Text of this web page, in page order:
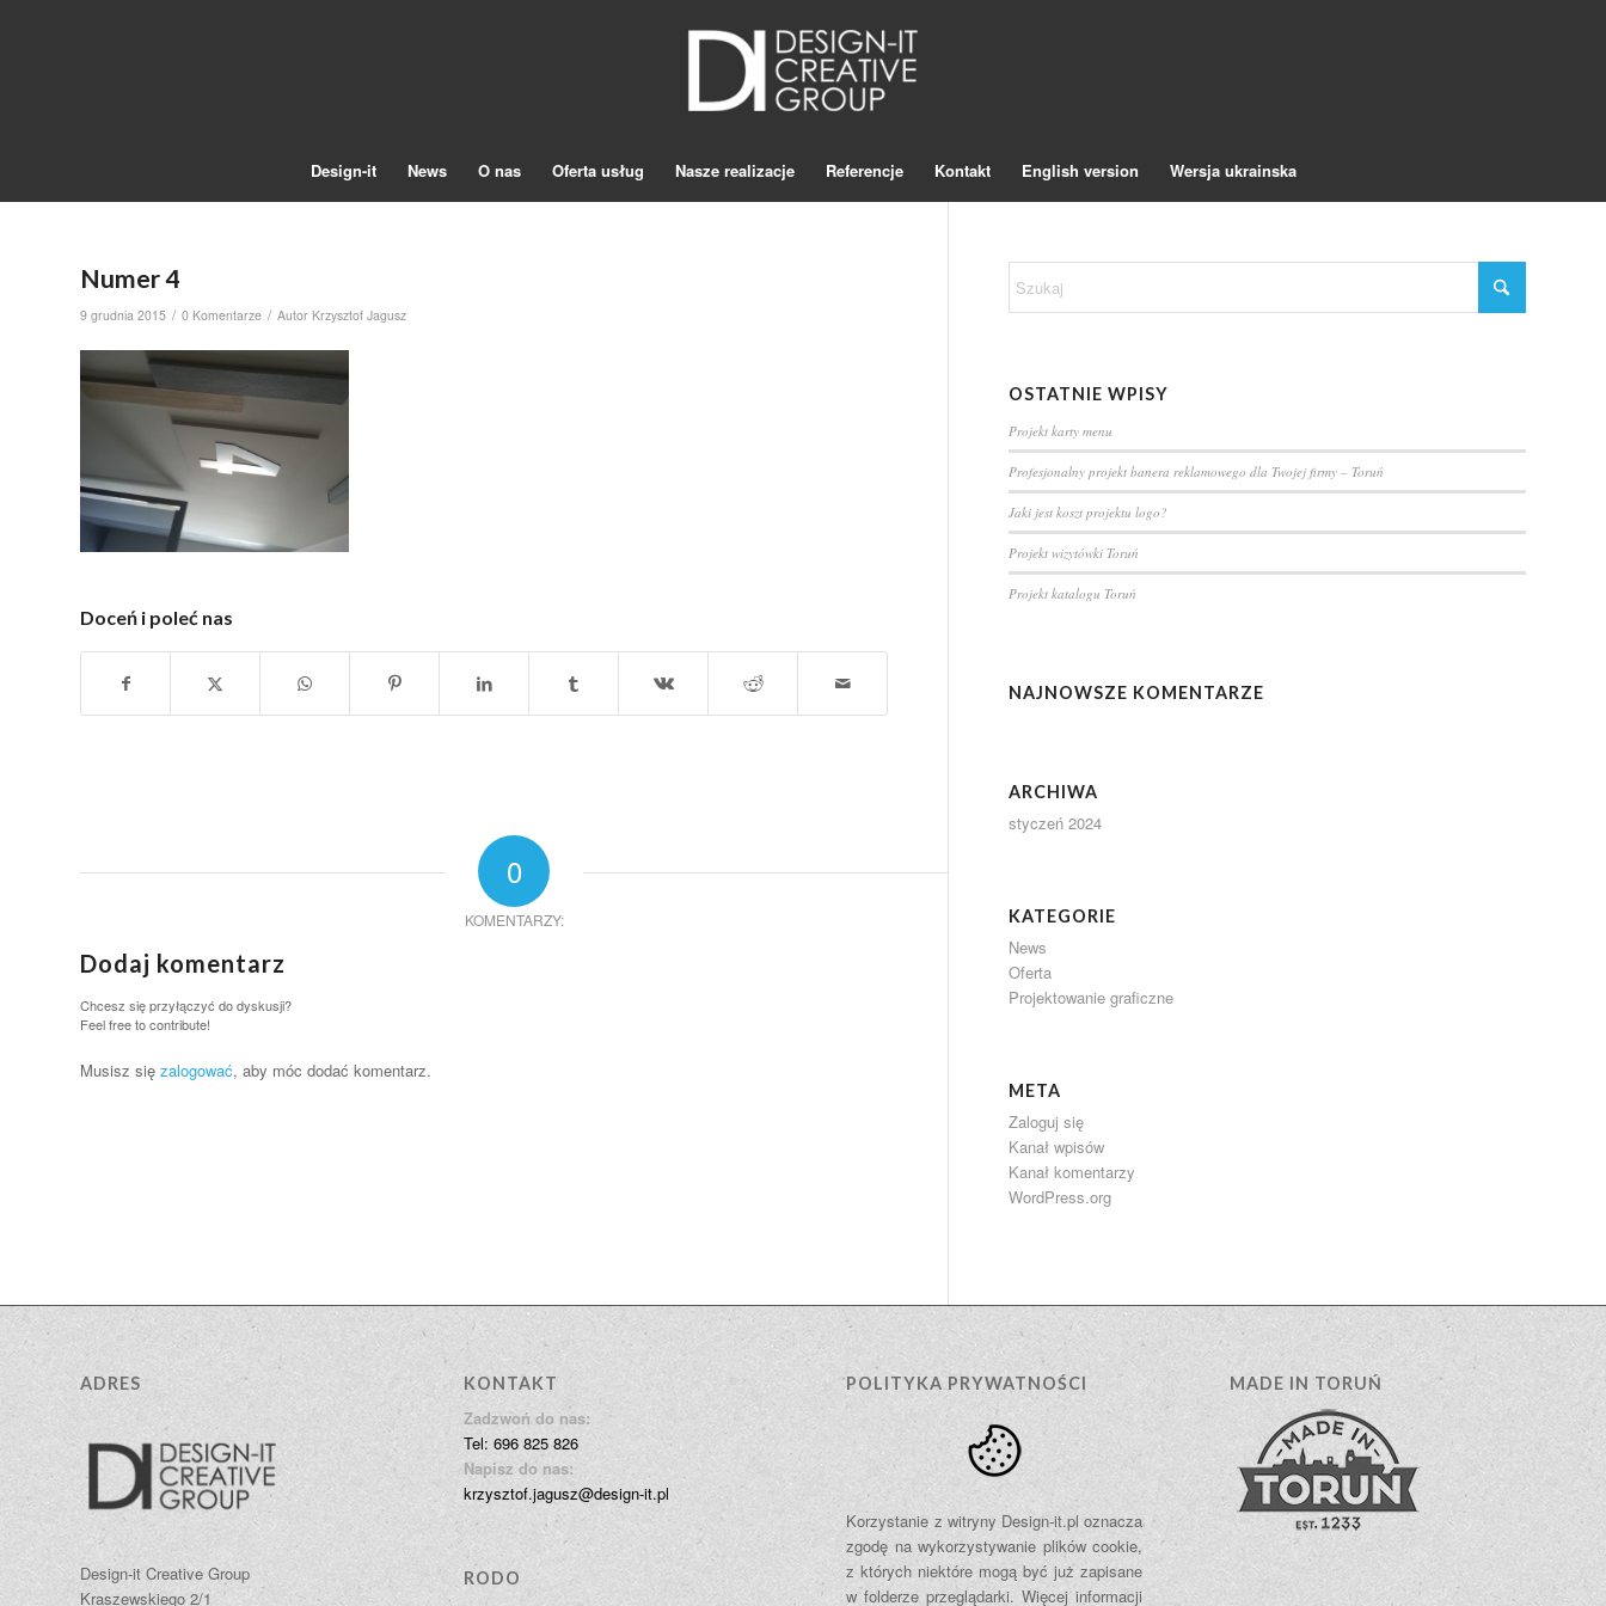
Design-it News O nas Oferta usług Nasze realizacje Referencje Kontakt English version Wersja ukrainska
Numer 4
9 grudnia 2015 / 0 Komentarze / Autor Krzysztof Jagusz
Doceń i poleć nas
0
KOMENTARZY:
Dodaj komentarz
Chcesz się przyłączyć do dyskusji?
Feel free to contribute!
Musisz się zalogować, aby móc dodać komentarz.
OSTATNIE WPISY
Projekt karty menu
Profesjonalny projekt banera reklamowego dla Twojej firmy – Toruń
Jaki jest koszt projektu logo?
Projekt wizytówki Toruń
Projekt katalogu Toruń
NAJNOWSZE KOMENTARZE
ARCHIWA
styczeń 2024
KATEGORIE
News
Oferta
Projektowanie graficzne
META
Zaloguj się
Kanał wpisów
Kanał komentarzy
WordPress.org
ADRES
Design-it Creative Group
Kraszewskiego 2/1
KONTAKT
Zadzwoń do nas:
Tel: 696 825 826
Napisz do nas:
krzysztof.jagusz@design-it.pl
RODO
POLITYKA PRYWATNOŚCI
Korzystanie z witryny Design-it.pl oznacza
zgodę na wykorzystywanie plików cookie,
z których niektóre mogą być już zapisane
w folderze przeglądarki. Więcej informacji
MADE IN TORUŃ